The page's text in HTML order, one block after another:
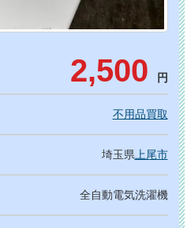
2,500 円
不用品買取
埼玉県上尾市
全自動電気洗濯機